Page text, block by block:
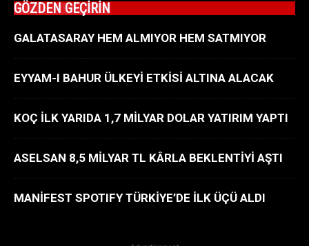
GÖZDEN GEÇİRİN
GALATASARAY HEM ALMIYOR HEM SATMIYOR
EYYAM-I BAHUR ÜLKEYİ ETKİSİ ALTINA ALACAK
KOÇ İLK YARIDA 1,7 MİLYAR DOLAR YATIRIM YAPTI
ASELSAN 8,5 MİLYAR TL KÂRLA BEKLENTİYİ AŞTI
MANİFEST SPOTIFY TÜRKİYE’DE İLK ÜÇÜ ALDI